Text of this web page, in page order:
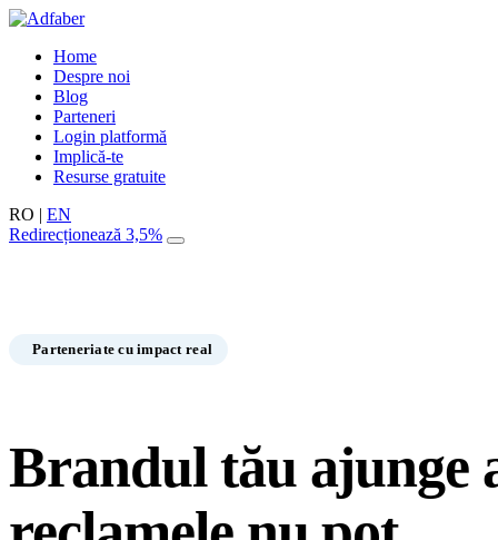
Home
Despre noi
Blog
Parteneri
Login platformă
Implică-te
Resurse gratuite
RO | EN
Redirecționează 3,5%
Parteneriate cu impact real
Brandul tău ajunge